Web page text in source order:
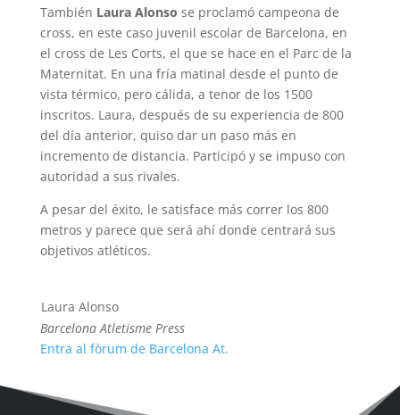
También Laura Alonso se proclamó campeona de
cross, en este caso juvenil escolar de Barcelona, en
el cross de Les Corts, el que se hace en el Parc de la
Maternitat. En una fría matinal desde el punto de
vista térmico, pero cálida, a tenor de los 1500
inscritos. Laura, después de su experiencia de 800
del día anterior, quiso dar un paso más en
incremento de distancia. Participó y se impuso con
autoridad a sus rivales.
A pesar del éxito, le satisface más correr los 800
metros y parece que será ahí donde centrará sus
objetivos atléticos.
Laura Alonso
Barcelona Atletisme Press
Entra al fòrum de Barcelona At.